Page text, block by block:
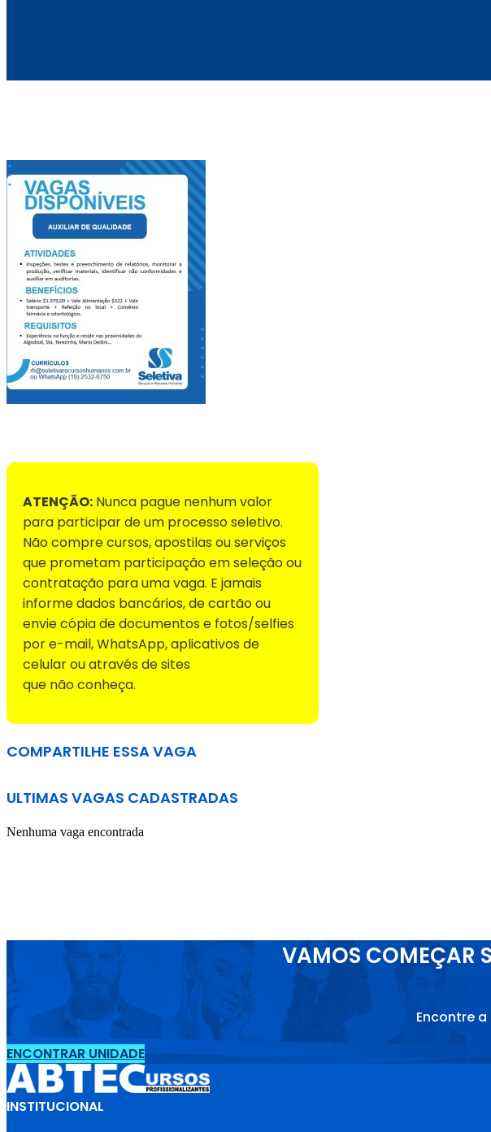
ATENÇÃO: Nunca pague nenhum valor
para participar de um processo seletivo.
Não compre cursos, apostilas ou serviços
que prometam participação em seleção ou
contratação para uma vaga. E jamais
informe dados bancários, de cartão ou
envie cópia de documentos e fotos/selfies
por e-mail, WhatsApp, aplicativos de
celular ou através de sites
que não conheça.
COMPARTILHE ESSA VAGA
ULTIMAS VAGAS CADASTRADAS
Nenhuma vaga encontrada
VAMOS COMEÇAR
Encontre
ENCONTRAR UNIDADE
INSTITUCIONAL